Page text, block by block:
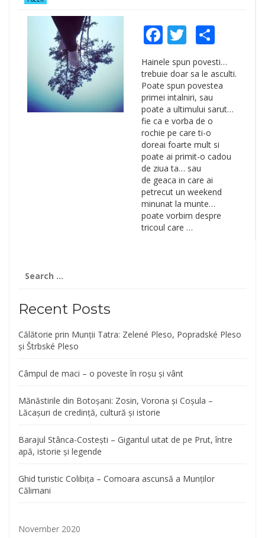
Facebook
TwitterShare
Hainele spun povesti…
trebuie doar sa le asculti.
Poate spun povestea
primei intalniri, sau
poate a ultimului sarut…
fie ca e vorba de o
rochie pe care ti-o
doreai foarte mult si
poate ai primit-o cadou
de ziua ta… sau
de geaca in care ai
petrecut un weekend
minunat la munte…
poate vorbim despre
tricoul care …
for:
Recent Posts
Călătorie prin Munții Tatra: Zelené Pleso, Popradské Pleso
și Štrbské Pleso
Câmpul de maci – o poveste în roșu și vânt
Mănăstirile din Botoșani: Zosin, Vorona și Coșula –
Lăcașuri de credință, cultură și istorie
Barajul Stânca-Costești – Gigantul uitat de pe Prut, între
apă, istorie și legende
Ghid turistic Colibița – Comoara ascunsă a Munților
Călimani
November 2020